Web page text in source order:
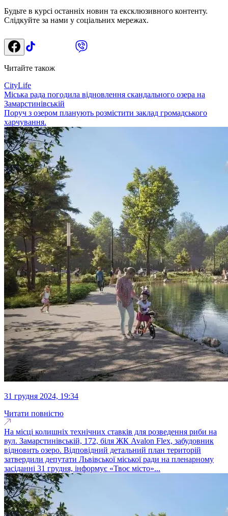
Будьте в курсі останніх новин та ексклюзивного контенту.
Слідкуйте за нами у соціальних мережах.
Читайте також
CityLife
Міська рада погодила відновлення скандального озера на
Замарстинівській
Поруч з озером планують розмістити заклад громадського
харчування.
31 грудня 2024, 19:34
Читати повністю
На місці колишніх технічних ставків для розведення риби на
вул. Замарстинівській, 172, біля ЖК Avalon Flex, забудовник
відновить озеро. Відповідний детальний план територій
затвердили депутати Львівської міської ради на пленарному
засіданні 31 грудня, інформує «Твоє місто»...